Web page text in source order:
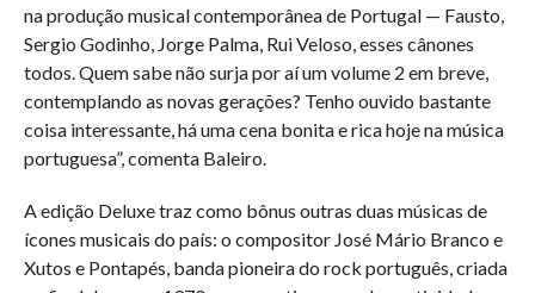
na produção musical contemporânea de Portugal — Fausto,
Sergio Godinho, Jorge Palma, Rui Veloso, esses cânones
todos. Quem sabe não surja por aí um volume 2 em breve,
contemplando as novas gerações? Tenho ouvido bastante
coisa interessante, há uma cena bonita e rica hoje na música
portuguesa”, comenta Baleiro.
A edição Deluxe traz como bônus outras duas músicas de
ícones musicais do país: o compositor José Mário Branco e
Xutos e Pontapés, banda pioneira do rock português, criada